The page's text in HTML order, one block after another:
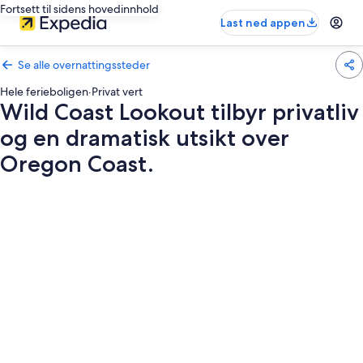
Fortsett til sidens hovedinnhold
Last ned appen
Se alle overnattingssteder
Hele ferieboligen·Privat vert
Wild Coast Lookout tilbyr privatliv
og en dramatisk utsikt over
Oregon Coast.